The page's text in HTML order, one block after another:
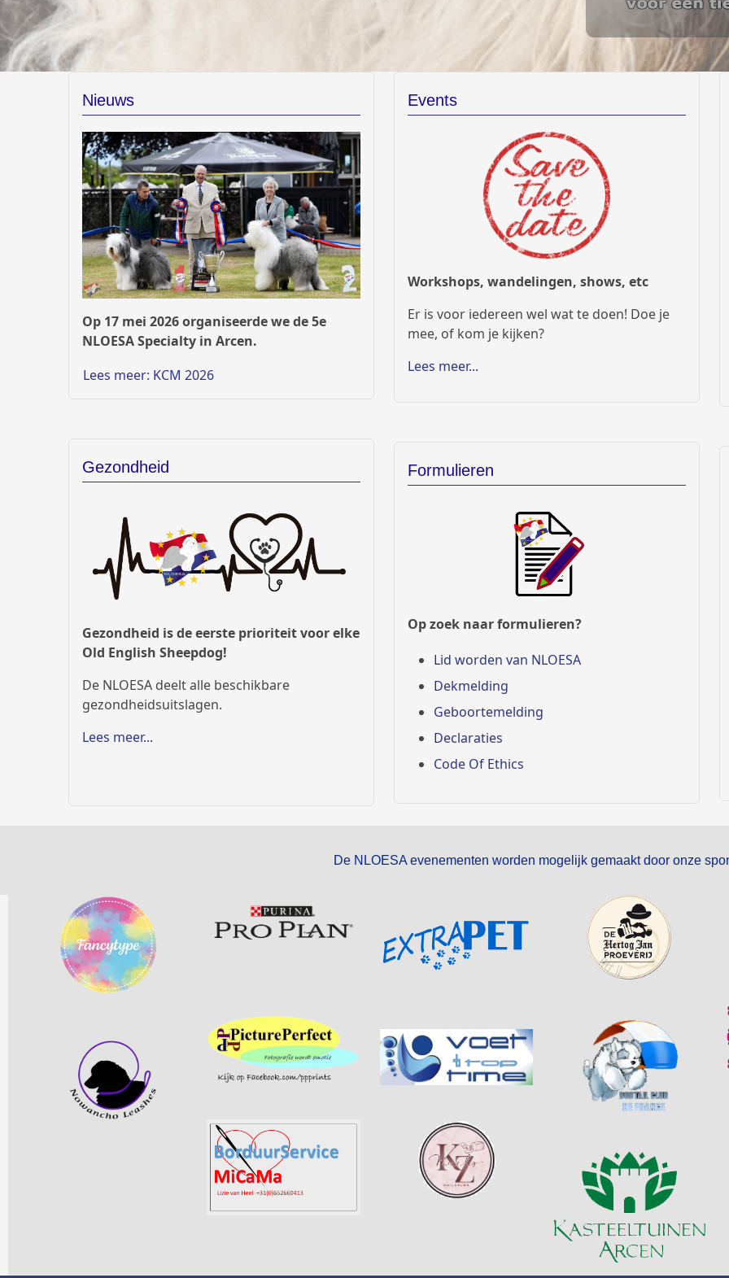
Nieuws
Op 17 mei 2026 organiseerde we de 5e
NLOESA Specialty in Arcen.
Lees meer: KCM 2026
Gezondheid
Gezondheid is de eerste prioriteit voor elke
Old English Sheepdog!
De NLOESA deelt alle beschikbare
gezondheidsuitslagen.
Lees meer...
Events
Workshops, wandelingen, shows, etc
Er is voor iedereen wel wat te doen! Doe je
mee, of kom je kijken?
Lees meer...
Formulieren
Op zoek naar formulieren?
Lid worden van NLOESA
Dekmelding
Geboortemelding
Declaraties
Code Of Ethics
De NLOESA evenementen worden mogelijk gemaakt door onze